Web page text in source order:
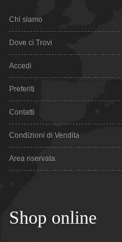
Chi siamo
Dove ci Trovi
Accedi
Preferiti
Contatti
Condizioni di Vendita
Area riservata
Shop online